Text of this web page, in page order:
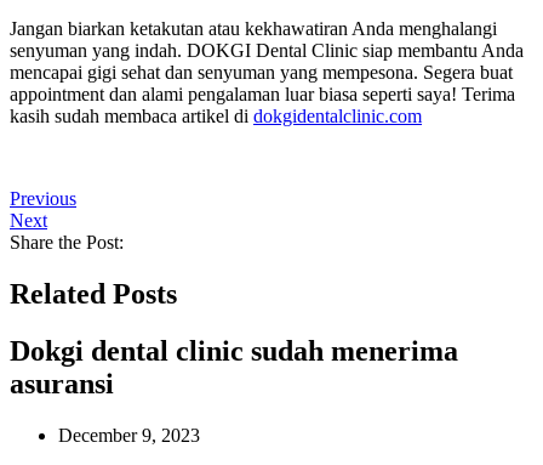
Jangan biarkan ketakutan atau kekhawatiran Anda menghalangi
senyuman yang indah. DOKGI Dental Clinic siap membantu Anda
mencapai gigi sehat dan senyuman yang mempesona. Segera buat
appointment dan alami pengalaman luar biasa seperti saya! Terima
kasih sudah membaca artikel di dokgidentalclinic.com
Previous
Next
Share the Post:
Related Posts
Dokgi dental clinic sudah menerima
asuransi
December 9, 2023